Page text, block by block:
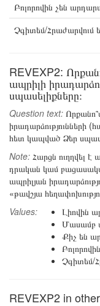
Բոլորովին չեն
Չգիտեմ/
REVEXP2:
ապրիլի
սպասելիքները։
Question text:
իրադարձությունների
հետ կապված Ձեր
Note: Հարցն ուղղվել է
դրական կամ
ապրիլյան
«թավշյա
Values:
Լիովին
Մասամբ
Քիչ են
Չգիտեմ/
REVEXP2 in